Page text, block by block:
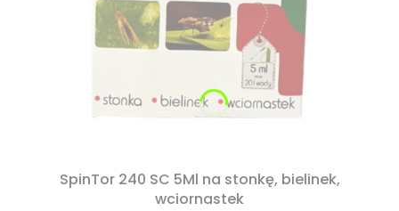
SpinTor 240 SC 5Ml na stonkę, bielinek,
wciornastek